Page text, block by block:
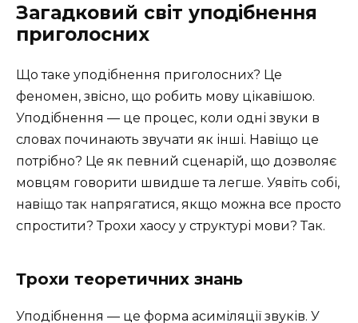
Загадковий світ уподібнення
приголосних
Що таке уподібнення приголосних? Це
феномен, звісно, що робить мову цікавішою.
Уподібнення — це процес, коли одні звуки в
словах починають звучати як інші. Навіщо це
потрібно? Це як певний сценарій, що дозволяє
мовцям говорити швидше та легше. Уявіть собі,
навіщо так напрягатися, якщо можна все просто
спростити? Трохи хаосу у структурі мови? Так.
Трохи теоретичних знань
Уподібнення — це форма асиміляції звуків. У